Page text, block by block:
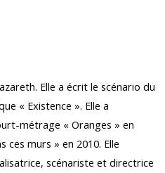
Elle a écrit le scénario du
« Existence ». Elle a
métrage « Oranges » en
ces murs » en 2010. Elle
scénariste et directrice